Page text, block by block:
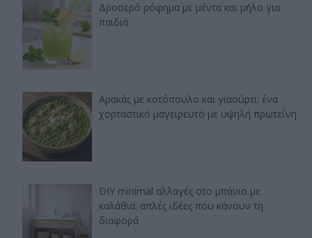
Δροσερό ρόφημα με μέντα και μήλο για
παιδιά
Αρακάς με κοτόπουλο και γιαούρτι: ένα
χορταστικό μαγειρευτό με υψηλή πρωτεΐνη
DIY minimal αλλαγές στο μπάνιο με
καλάθια: απλές ιδέες που κάνουν τη
διαφορά